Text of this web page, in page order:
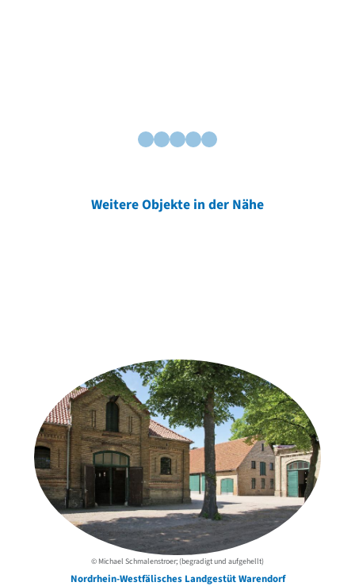
Weitere Objekte in der Nähe
© Michael Schmalenstroer; (begradigt und aufgehellt)
Nordrhein-Westfälisches Landgestüt Warendorf